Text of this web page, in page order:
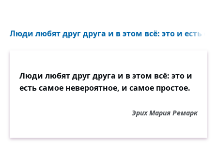
Люди любят друг друга и в этом всё: это и есть
Люди любят друг друга и в этом всё: это и
есть самое невероятное, и самое простое.
Эрих Мария Ремарк